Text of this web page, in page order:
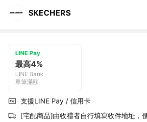
SKECHERS
LINE Pay
最高4%
LINE Bank
單筆滿額
支援LINE Pay / 信用卡
[宅配商品]由收禮者自行填寫收件地址，